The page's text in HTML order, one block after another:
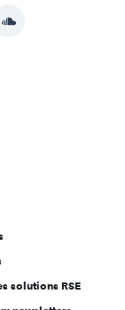
Soundcloud
solutions RSE